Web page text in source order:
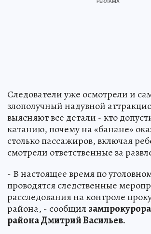
Следователи уже осмотрели и
злополучный надувной
выясняют все детали - кто
катанию, почему на «банане»
столько пассажиров, включая
смотрели ответственные за
- В настоящее время по
проводятся следственные
расследования на контроле
района, - сообщил
района Дмитрий Васильев.